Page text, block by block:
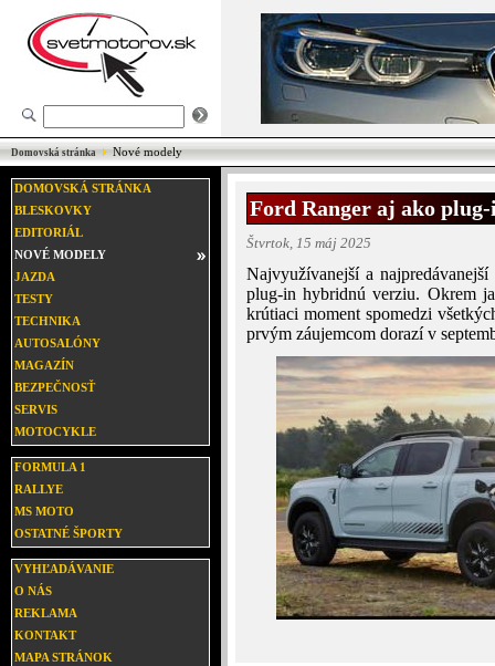
Domovská stránka Nové modely
DOMOVSKÁ STRÁNKA
BLESKOVKY
EDITORIÁL
NOVÉ MODELY
JAZDA
TESTY
TECHNIKA
AUTOSALÓNY
MAGAZÍN
BEZPEČNOSŤ
SERVIS
MOTOCYKLE
FORMULA 1
RALLYE
MS MOTO
OSTATNÉ ŠPORTY
VYHĽADÁVANIE
O NÁS
REKLAMA
KONTAKT
MAPA STRÁNOK
Ford Ranger aj ako
Štvrtok, 15 máj 2025
Najvyužívanejší a
plug-in hybridnú verziu. Okrem
krútiaci moment spomedzi
prvým záujemcom dorazí v